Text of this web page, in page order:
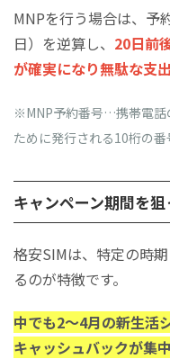
MNPを行う場合は、
日）を逆算し、 20日前
が確実になり無駄な支
※MNP予約番号…携帯電話
ために発行される10桁の番
キャンペーン期間を
格安SIMは、特定の時
るのが特徴です。
中でも2〜4月の新生活
キャッシュバックが集